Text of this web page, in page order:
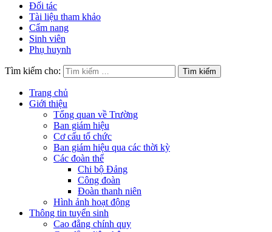
Đối tác
Tài liệu tham khảo
Cẩm nang
Sinh viên
Phụ huynh
Tìm kiếm cho:
Trang chủ
Giới thiệu
Tổng quan về Trường
Ban giám hiệu
Cơ cấu tổ chức
Ban giám hiệu qua các thời kỳ
Các đoàn thể
Chi bộ Đảng
Công đoàn
Đoàn thanh niên
Hình ảnh hoạt động
Thông tin tuyển sinh
Cao đẳng chính quy